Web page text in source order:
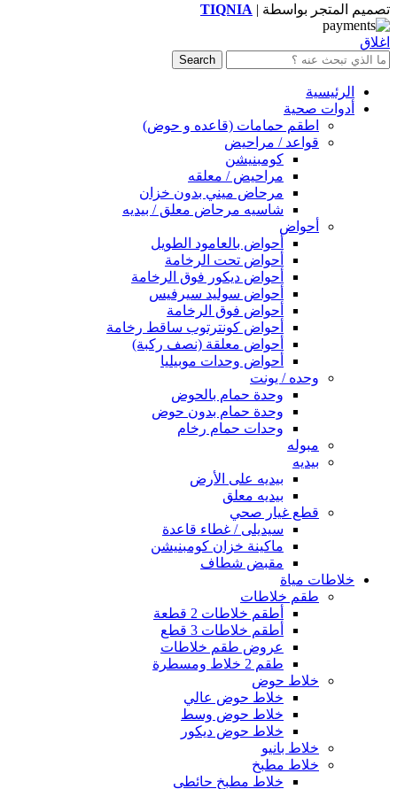
تصميم المتجر بواسطة | TIQNIA
اغلاق
Search
الرئيسية
أدوات صحية
اطقم حمامات (قاعده و حوض)
قواعد / مراحيض
كومبنيشن
مراحيض / معلقه
مرحاض ميني بدون خزان
شاسيه مرحاض معلق / بيديه
أحواض
أحواض بالعامود الطويل
أحواض تحت الرخامة
أحواض ديكور فوق الرخامة
أحواض سوليد سيرفيس
أحواض فوق الرخامة
أحواض كونترتوب ساقط رخامة
أحواض معلقة (نصف ركبة)
أحواض وحدات موبيليا
وحده / يونت
وحدة حمام بالحوض
وحدة حمام بدون حوض
وحدات حمام رخام
مبوله
بيديه
بيديه على الأرض
بيديه معلق
قطع غيار صحي
سيديلى / غطاء قاعدة
ماكينة خزان كومبنيشن
مقبض شطاف
خلاطات مياة
طقم خلاطات
أطقم خلاطات 2 قطعة
أطقم خلاطات 3 قطع
عروض طقم خلاطات
طقم 2 خلاط ومسطرة
خلاط حوض
خلاط حوض عالي
خلاط حوض وسط
خلاط حوض ديكور
خلاط بانيو
خلاط مطبخ
خلاط مطبخ حائطى